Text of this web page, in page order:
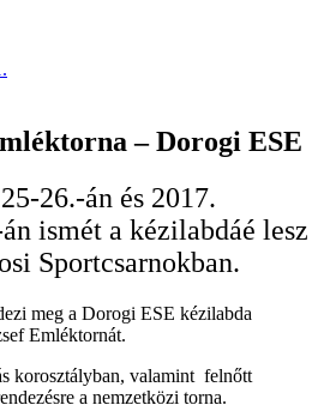
– Dorogi ESE
26.-án és 2017.
ismét a kézilabdáé lesz
Sportcsarnokban.
meg a Dorogi ESE kézilabda
Emléktornát.
korosztályban, valamint felnőtt
a nemzetközi torna.